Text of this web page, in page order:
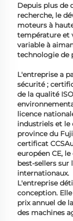
Depuis plus de
recherche, le
moteurs à
température et
variable à
technologie de
L'entreprise a
sécurité ;
de la qualité
licence
industriels et le
province du
certificat
européen CE,
best-sellers sur
internationaux.
L'entreprise
conception. Elle
prix annuel de
des machines